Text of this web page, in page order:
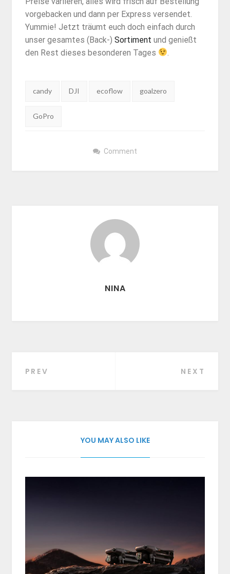
vorgebacken und dann per Express versendet.
Yummie! Jetzt träumt euch doch einfach durch
unser gesamtes (Back-) Sortiment und genießt
den Rest dieses besonderen Tages
.
candy DJI ecoflow goalzero
GoPro
Comment
NINA
Beitragsnavigation
PREV NEXT
YOU MAY ALSO LIKE